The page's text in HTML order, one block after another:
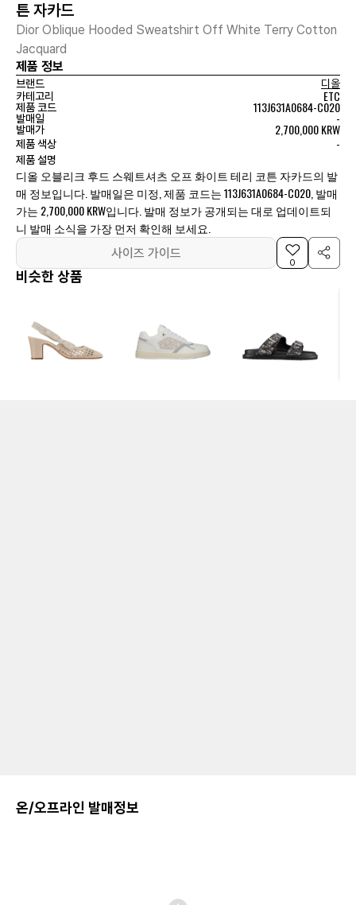
튼 자카드
Dior Oblique Hooded Sweatshirt Off White Terry Cotton
Jacquard
제품 정보
브랜드
디올
카테고리
ETC
제품 코드 113J631A0684-C020
발매일 -
발매가 2,700,000 KRW
제품 색상 -
제품 설명
디올 오블리크 후드 스웨트셔츠 오프 화이트 테리 코튼 자카드의 발
매 정보입니다. 발매일은 미정, 제품 코드는 113J631A0684-C020, 발매
가는 2,700,000 KRW입니다. 발매 정보가 공개되는 대로 업데이트되
니 발매 소식을 가장 먼저 확인해 보세요.
사이즈 가이드
0
비슷한 상품
온/오프라인 발매정보